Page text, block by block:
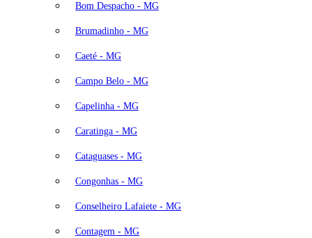
Bom Despacho - MG
Brumadinho - MG
Caeté - MG
Campo Belo - MG
Capelinha - MG
Caratinga - MG
Cataguases - MG
Congonhas - MG
Conselheiro Lafaiete - MG
Contagem - MG